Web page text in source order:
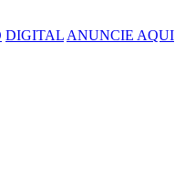
DIGITAL ANUNCIE AQUI